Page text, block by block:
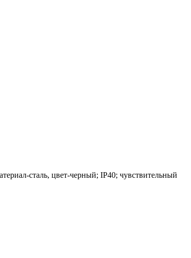
сталь, цвет-черный; IP40; чувствительный